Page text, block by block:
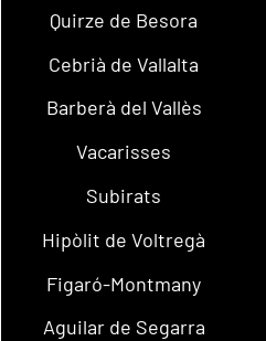
Quirze de Besora
Cebrià de Vallalta
Barberà del Vallès
Vacarisses
Subirats
Hipòlit de Voltregà
Figaró-Montmany
Aguilar de Segarra